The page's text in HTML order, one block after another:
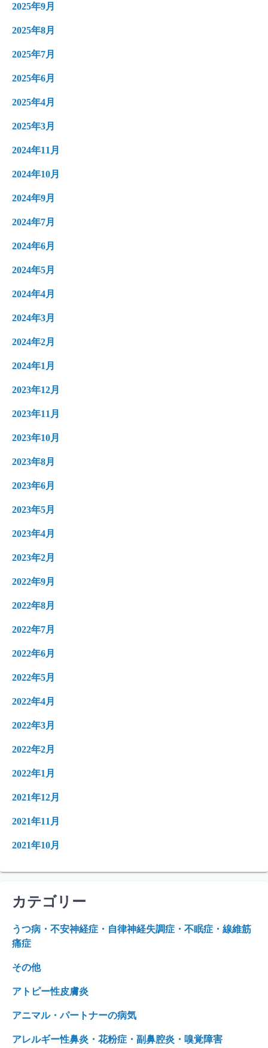
2025年9月
2025年8月
2025年7月
2025年6月
2025年4月
2025年3月
2024年11月
2024年10月
2024年9月
2024年7月
2024年6月
2024年5月
2024年4月
2024年3月
2024年2月
2024年1月
2023年12月
2023年11月
2023年10月
2023年8月
2023年6月
2023年5月
2023年4月
2023年2月
2022年9月
2022年8月
2022年7月
2022年6月
2022年5月
2022年4月
2022年3月
2022年2月
2022年1月
2021年12月
2021年11月
2021年10月
カテゴリー
うつ病・不安神経症・自律神経失調症・不眠症・線維筋
痛症
その他
アトピー性皮膚炎
アニマル・パートナーの病気
アレルギー性鼻炎・花粉症・副鼻腔炎・嗅覚障害